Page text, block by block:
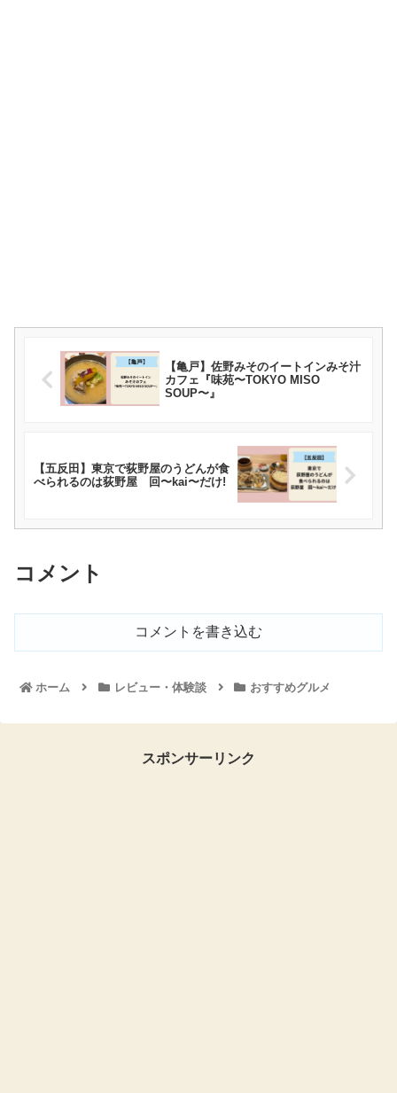
【亀戸】佐野みそのイートインみそ汁
カフェ『味苑〜TOKYO MISO
SOUP〜』
【五反田】東京で荻野屋のうどんが食
べられるのは荻野屋 回〜kai〜だけ!
コメント
コメントを書き込む
ホーム レビュー・体験談 おすすめグルメ
スポンサーリンク